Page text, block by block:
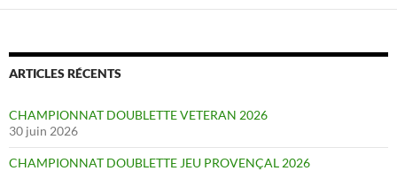
ARTICLES RÉCENTS
CHAMPIONNAT DOUBLETTE VETERAN 2026
30 juin 2026
CHAMPIONNAT DOUBLETTE JEU PROVENÇAL 2026